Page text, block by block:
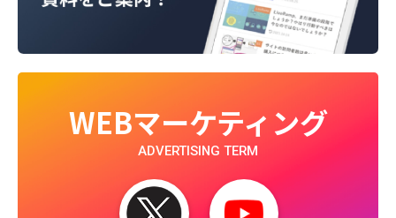
WEBマーケティング
ADVERTISING TERM